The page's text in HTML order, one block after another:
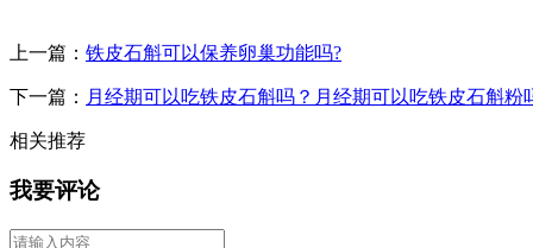
上一篇： 铁皮石斛可以保养卵巢功能吗?
下一篇： 月经期可以吃铁皮石斛吗？月经期可以吃铁皮石斛粉
相关推荐
我要评论